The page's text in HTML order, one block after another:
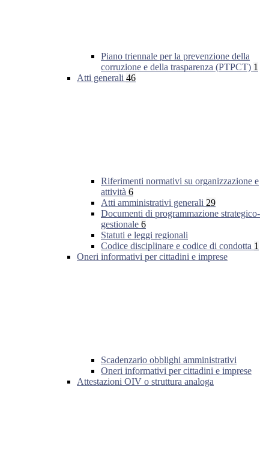
Piano triennale per la prevenzione della
corruzione e della trasparenza (PTPCT) 1
Atti generali 46
Riferimenti normativi su organizzazione e
attività 6
Atti amministrativi generali 29
Documenti di programmazione strategico-
gestionale 6
Statuti e leggi regionali
Codice disciplinare e codice di condotta 1
Oneri informativi per cittadini e imprese
Scadenzario obblighi amministrativi
Oneri informativi per cittadini e imprese
Attestazioni OIV o struttura analoga